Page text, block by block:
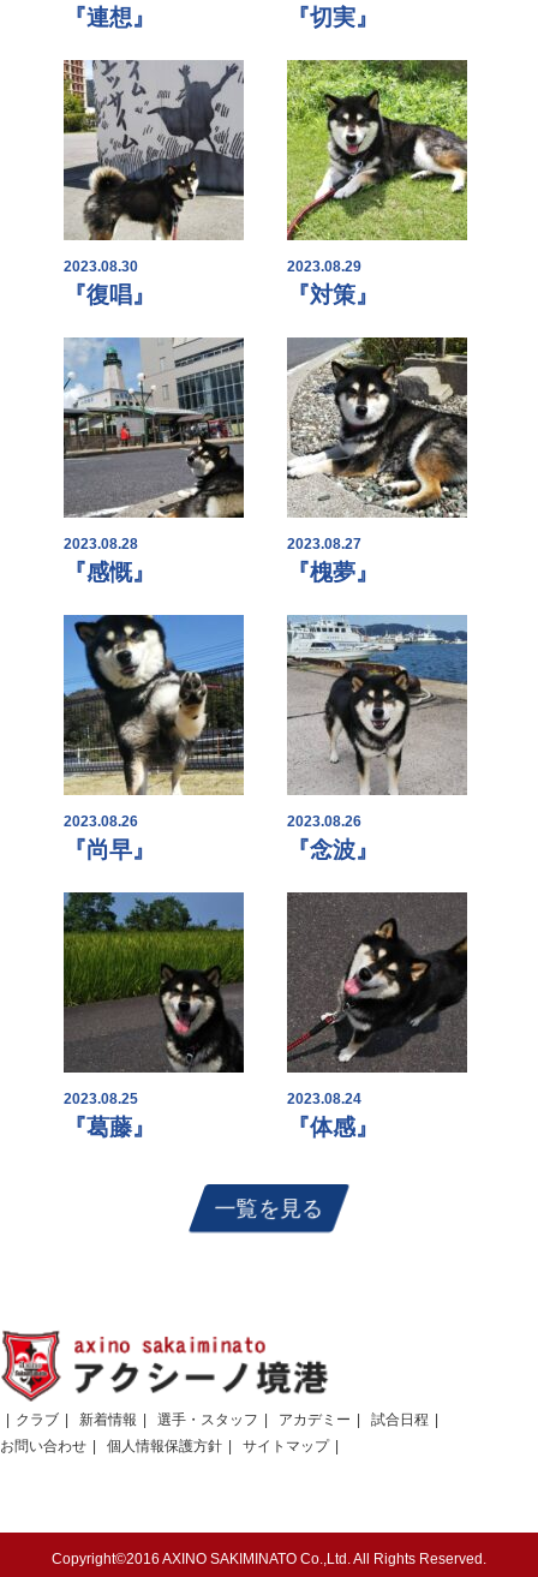
『連想』 『切実』
2023.08.30
『復唱』
2023.08.29
『対策』
2023.08.28
『感慨』
2023.08.27
『槐夢』
2023.08.26
『尚早』
2023.08.26
『念波』
2023.08.25
『葛藤』
2023.08.24
『体感』
一覧を見る
クラブ 新着情報 選手・スタッフ アカデミー
試合日程
お問い合わせ
個人情報保護方針 サイトマップ
Copyright©2016 AXINO SAKIMINATO Co.,Ltd. All Rights Reserved.